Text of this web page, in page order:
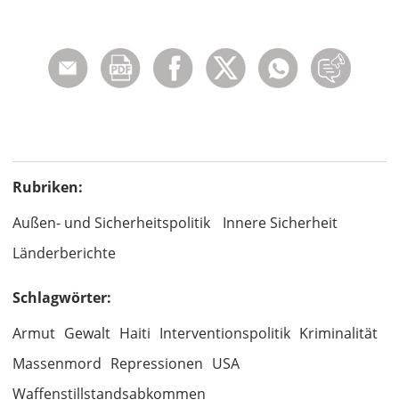
Rubriken:
Außen- und Sicherheitspolitik
Innere Sicherheit
Länderberichte
Schlagwörter:
Armut Gewalt Haiti Interventionspolitik Kriminalität
Massenmord Repressionen USA
Waffenstillstandsabkommen